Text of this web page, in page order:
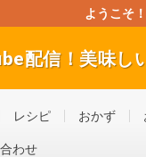
ようこそ
配信！美味し
レシピ おかず
わせ